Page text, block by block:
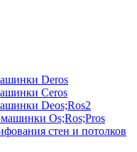
Deros
Ceros
Deos;Ros2
Os;Ros;Pros
стен и потолков